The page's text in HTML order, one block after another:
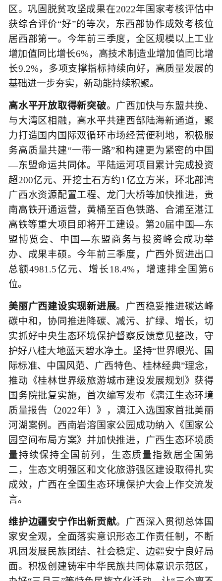
区。巩固脱贫攻坚成果在2022年国家考核评估中
获综合评价“好”的等次，东西部协作成效考核位
居西部第一。今年前三季度，全区规模以上工业
增加值同比增长6%，高技术制造业增加值同比增
长9.2%，多项支撑指标持续向好，高质量发展的
基础进一步夯实，新动能持续积聚。
高水平开放取得新突破。广西加快与东盟共挽、
与大湾区相融，高水平共建西部陆海新通道，聚
力打造国内国际双循环市场经营便利地，积极服
务高质量共建“一带一路”和构建更为紧密的中国
—东盟命运共同体。平陆运河项目累计完成投资
超200亿元、开挖土石方约1亿立方米，环北部湾
广西水资源配置工程、龙门大桥等加快推进，贵
南高铁开通运营，黄桶至百色铁路、合浦至湛江
高铁等重大项目即将开工建设。第20届中国—东
盟博览会、中国—东盟商务与投资峰会成功举
办、成果丰硕。今年前三季度，广西外贸进出口
总额4981.5亿元、增长18.4%，增速排全国第6
位。
美丽广西建设实现新进展。广西稳妥推进碳达峰
碳中和，协同推进降碳、减污、扩绿、增长，切
实抓好中央生态环境保护督察反馈意见整改，守
护好八桂大地蓝天碧水净土。坚持“世界眼光、国
际标准、中国风范、广西特色、桂林经典”理念，
推动《桂林世界级旅游城市建设发展规划》获得
国务院批复实施，首次编写发布《漓江生态环境
质量报告（2022年）》，漓江入选国家首批美丽
河湖案例。西南岩溶国家公园成功纳入《国家公
园空间布局方案》并加快推进，广西生态环境质
量持续保持全国前列，生态质量指数居全国第
二，生态文明强区和文化旅游强区建设取得扎实
成效，广西在全国生态环境保护大会上作交流发
言。
维护边疆安宁作出新贡献。广西深入贯彻总体国
家安全观，全面落实意识形态工作责任制，不断
巩固发展民族团结、社会稳定、边疆安宁良好局
面。积极创建铸牢中华民族共同体意识示范区，